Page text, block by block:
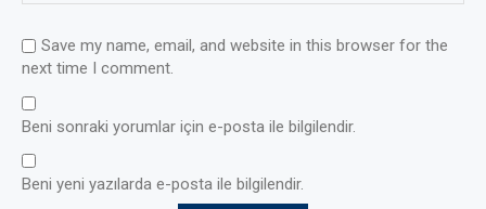
Save my name, email, and website in this browser for the
next time I comment.
Beni sonraki yorumlar için e-posta ile bilgilendir.
Beni yeni yazılarda e-posta ile bilgilendir.